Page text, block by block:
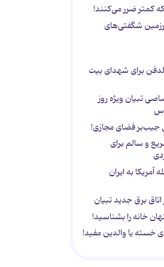
که کمتر ضرر می‌کنند!
شگفتی‌های
الدفن برای شهدای بیت
تبیان ویژه روز
جیب‌بر فضای مجازی!
و سالم برای
آمریکا به ایران
اتاق برق جدید تبیان
خانه را بشناسید!
خسته یا والدین مفید!